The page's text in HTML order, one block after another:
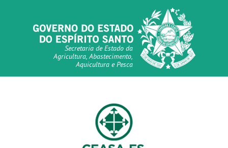
Secretaria de Estado da
Agricultura, Abastecimento,
Aquicultura e Pesca